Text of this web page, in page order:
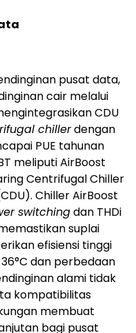
pusat data,
cair melalui
CDU
chillerdengan
PUE tahunan
meliputi AirBoost
Centrifugal Chiller
Chiller AirBoost
switchingdan THDi
suplai
efisiensi tinggi
dan perbedaan
alami tidak
kompatibilitas
membuat
bagi pusat